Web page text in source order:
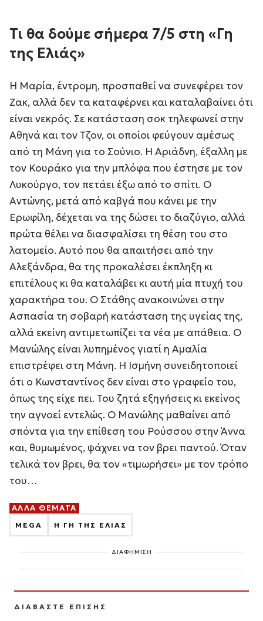
Τι θα δούμε σήμερα 7/5 στη «Γη
της Ελιάς»
Η Μαρία, έντρομη, προσπαθεί να συνεφέρει τον
Ζακ, αλλά δεν τα καταφέρνει και καταλαβαίνει ότι
είναι νεκρός. Σε κατάσταση σοκ τηλεφωνεί στην
Αθηνά και τον Τζον, οι οποίοι φεύγουν αμέσως
από τη Μάνη για το Σούνιο. Η Αριάδνη, έξαλλη με
τον Κουράκο για την μπλόφα που έστησε με τον
Λυκούργο, τον πετάει έξω από το σπίτι. Ο
Αντώνης, μετά από καβγά που κάνει με την
Ερωφίλη, δέχεται να της δώσει το διαζύγιο, αλλά
πρώτα θέλει να διασφαλίσει τη θέση του στο
λατομείο. Αυτό που θα απαιτήσει από την
Αλεξάνδρα, θα της προκαλέσει έκπληξη κι
επιτέλους κι θα καταλάβει κι αυτή μία πτυχή του
χαρακτήρα του. Ο Στάθης ανακοινώνει στην
Ασπασία τη σοβαρή κατάσταση της υγείας της,
αλλά εκείνη αντιμετωπίζει τα νέα με απάθεια. Ο
Μανώλης είναι λυπημένος γιατί η Αμαλία
επιστρέφει στη Μάνη. Η Ισμήνη συνειδητοποιεί
ότι ο Κωνσταντίνος δεν είναι στο γραφείο του,
όπως της είχε πει. Του ζητά εξηγήσεις κι εκείνος
την αγνοεί εντελώς. Ο Μανώλης μαθαίνει από
σπόντα για την επίθεση του Ρούσσου στην Άννα
και, θυμωμένος, ψάχνει να τον βρει παντού. Όταν
τελικά τον βρει, θα τον «τιμωρήσει» με τον τρόπο
του…
ΑΛΛΑ ΘΕΜΑΤΑ
MEGA Η ΓΗ ΤΗΣ ΕΛΙΑΣ
ΔΙΑΦΗΜΙΣΗ
ΔΙΑΒΑΣΤΕ ΕΠΙΣΗΣ